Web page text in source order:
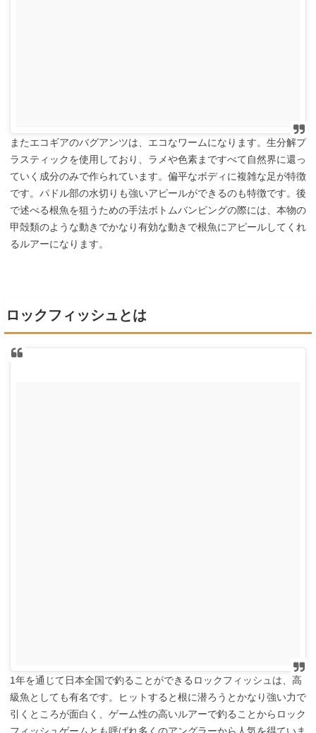
またエコギアのバグアンツは、エコなワームになります。生分解プ
ラスティックを使用しており、ラメや色素まですべて自然界に還っ
ていく成分のみで作られています。偏平なボディに複雑な足が特徴
です。パドル部の水切りも強いアピールができるのも特徴です。後
で述べる根魚を狙うための手法ボトムバンピングの際には、本物の
甲殻類のような動きでかなり有効な動きで根魚にアピールしてくれ
るルアーになります。
ロックフィッシュとは
1年を通じて日本全国で釣ることができるロックフィッシュは、高
級魚としても有名です。ヒットすると根に潜ろうとかなり強い力で
引くところが面白く、ゲーム性の高いルアーで釣ることからロック
フィッシュゲームとも呼ばれ多くのアングラーから人気を得ていま